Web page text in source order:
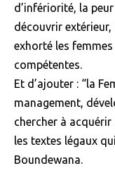
d’infériorité, la
découvrir extérieur,
exhorté les
compétentes.
Et d’ajouter : “la
management,
chercher à
les textes légaux
Boundewana.